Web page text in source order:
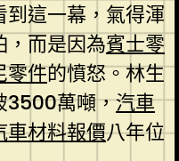
這一幕，氣得渾
，而是因為賓士零
零件的憤怒。林生
3500萬噸，汽車
車材料報價八年位